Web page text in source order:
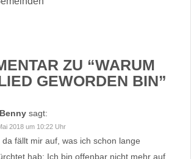
ZU “WARUM
GEWORDEN BIN”
sagt:
2018 um 10:22 Uhr
da fällt mir auf, was ich schon lange
hab: Ich bin offenbar nicht mehr auf